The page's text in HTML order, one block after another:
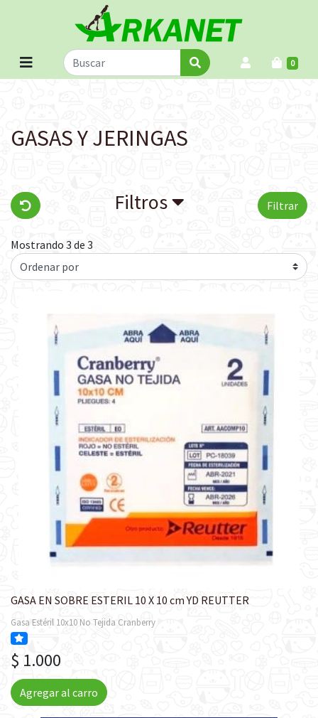
0
GASAS Y JERINGAS
Filtros Filtrar
Mostrando 3 de 3
GASA EN SOBRE ESTERIL 10 X 10 cm YD REUTTER
Gasa Estéril 10x10 No Tejida Cranberry
$ 1.000
Agregar al carro